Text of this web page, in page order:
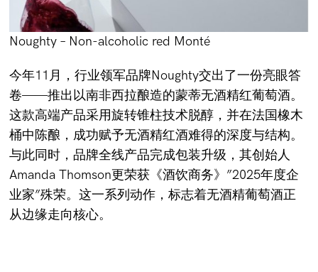
Noughty – Non-alcoholic red Monté
今年11月，行业领军品牌Noughty交出了一份亮眼答
卷——推出以南非西拉酿造的蒙蒂无酒精红葡萄酒。
这款高端产品采用旋转锥柱技术脱醇，并在法国橡木
桶中陈酿，成功赋予无酒精红酒难得的深度与结构。
与此同时，品牌全线产品完成包装升级，其创始人
Amanda Thomson更荣获《酒饮商务》”2025年度企
业家”殊荣。这一系列动作，标志着无酒精葡萄酒正
从边缘走向核心。